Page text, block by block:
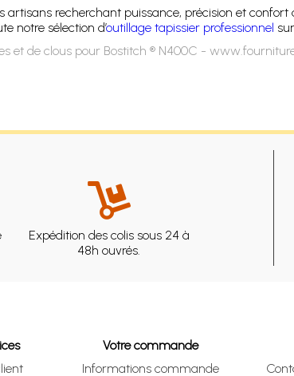
recherchant puissance, précision et
notre sélection d’outillage tapissier professionnel
et de clous pour Bostitch ® N400C -
Expédition des colis sous 24 à
48h ouvrés.
Votre commande
Informations commande